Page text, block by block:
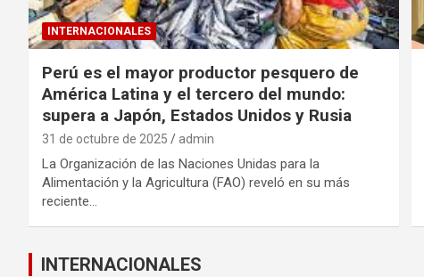
INTERNACIONALES
Perú es el mayor productor pesquero de
América Latina y el tercero del mundo:
supera a Japón, Estados Unidos y Rusia
31 de octubre de 2025 admin
La Organización de las Naciones Unidas para la
Alimentación y la Agricultura (FAO) reveló en su más
reciente…
INTERNACIONALES